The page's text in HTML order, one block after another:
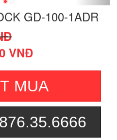
GD-100-1ADR
VNĐ
MUA